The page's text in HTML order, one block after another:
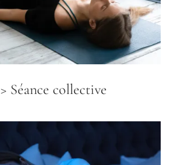
> Séance collective